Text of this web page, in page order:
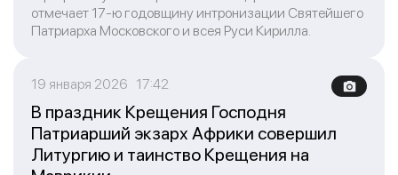
отмечает 17-ю годовщину интронизации Святейшего
Патриарха Московского и всея Руси Кирилла.
19 января 2026 17:42
В праздник Крещения Господня
Патриарший экзарх Африки совершил
Литургию и таинство Крещения на